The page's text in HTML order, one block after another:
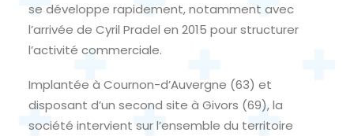
se développe rapidement, notamment avec
l’arrivée de Cyril Pradel en 2015 pour structurer
l’activité commerciale.
Implantée à Cournon-d’Auvergne (63) et
disposant d’un second site à Givors (69), la
société intervient sur l’ensemble du territoire